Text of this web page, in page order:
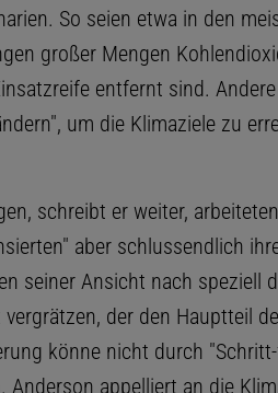
So seien etwa in den
großer Mengen
entfernt sind.
um die Klimaziele zu
schreibt er weiter,
aber schlussendlich
seiner Ansicht nach speziell
der den Hauptteil
könne nicht durch
Anderson appelliert an die